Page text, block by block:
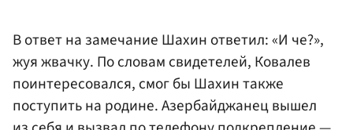
В ответ на замечание Шахин ответил: «И че?»,
жуя жвачку. По словам свидетелей, Ковалев
поинтересовался, смог бы Шахин также
поступить на родине. Азербайджанец вышел